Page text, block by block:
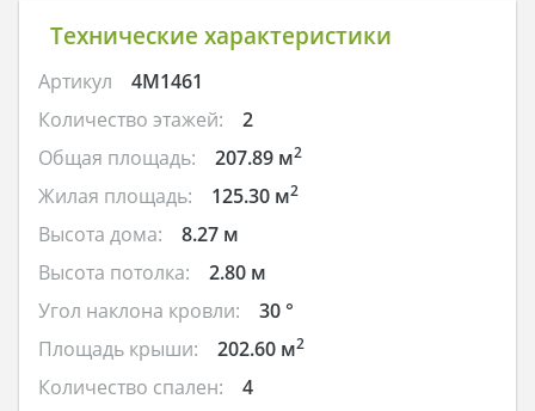
Технические характеристики
Артикул
4M1461
Количество этажей:
2
Общая площадь:
207.89 м2
Жилая площадь: 125.30 м2
Высота дома:
8.27 м
Высота потолка:
2.80 м
Угол наклона кровли:
30 °
Площадь крыши:
202.60 м2
Количество спален:
4